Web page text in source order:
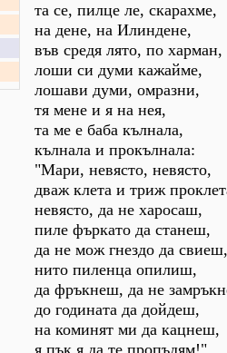
та се, пилце ле, скарахме,
на дене, на Илиндене,
във средя лято, по харман,
лоши си думи кажайме,
лошави думи, омразни,
тя мене и я на нея,
та ме е баба кълнала,
кълнала и прокълнала:
"Мари, невясто, невясто,
дваж клета и триж
невясто, да не харосаш,
пиле фъркато да станеш,
да не мож гнездо да свиеш,
нито пиленца опилиш,
да фръкнеш, да не
до годината да дойдеш,
на коминят ми да кацнеш,
я пък я да те пропъдям!"